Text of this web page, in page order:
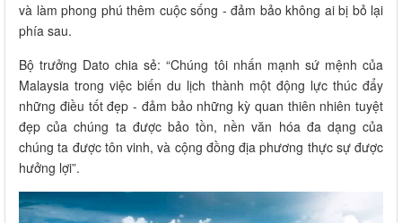
và làm phong phú thêm cuộc sống - đảm bảo không ai bị bỏ lại
phía sau.
Bộ trưởng Dato chia sẻ: “Chúng tôi nhấn mạnh sứ mệnh của
Malaysia trong việc biến du lịch thành một động lực thúc đẩy
những điều tốt đẹp - đảm bảo những kỳ quan thiên nhiên tuyệt
đẹp của chúng ta được bảo tồn, nền văn hóa đa dạng của
chúng ta được tôn vinh, và cộng đồng địa phương thực sự được
hưởng lợi”.